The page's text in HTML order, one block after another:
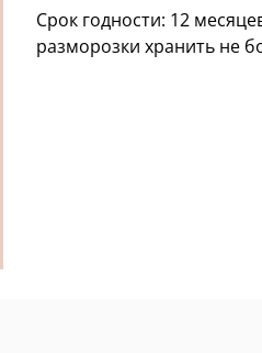
Срок годности: 12
разморозки хранить не